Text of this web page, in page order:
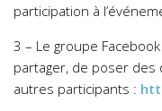
participation à
3 – Le groupe
partager, de poser des
autres participants :